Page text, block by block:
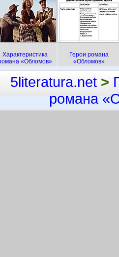
Характеристика
«Обломов»
Герои романа
«Обломов»
5literatura.net >
романа